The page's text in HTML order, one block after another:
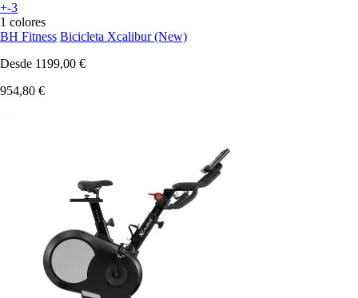
+-3
1 colores
BH Fitness Bicicleta Xcalibur (New)
Desde 1199,00 €
954,80 €